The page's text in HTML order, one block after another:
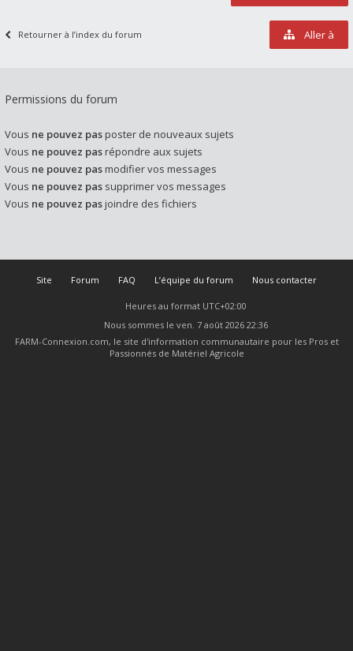
Retourner à l’index du forum Aller à
Permissions du forum
Vous ne pouvez pasposter de nouveaux sujets
Vous ne pouvez pasrépondre aux sujets
Vous ne pouvez pasmodifier vos messages
Vous ne pouvez pas supprimer vos messages
Vous ne pouvez pasjoindre des fichiers
Site Forum FAQ L’équipe du forum Nous contacter
Heures au format UTC+02:00
Nous sommes le ven. 7 août 2026 22:36
FARM-Connexion.com, le site d'information communautaire pour les Pros et
Passionnés de Matériel Agricole